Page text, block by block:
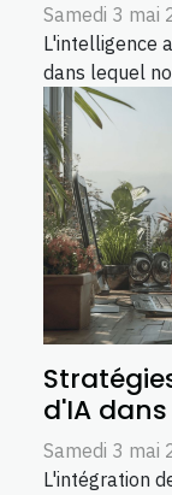
Samedi 3 mai
L'intelligence
dans lequel
d'IA
Samedi 3 mai
L'intégration